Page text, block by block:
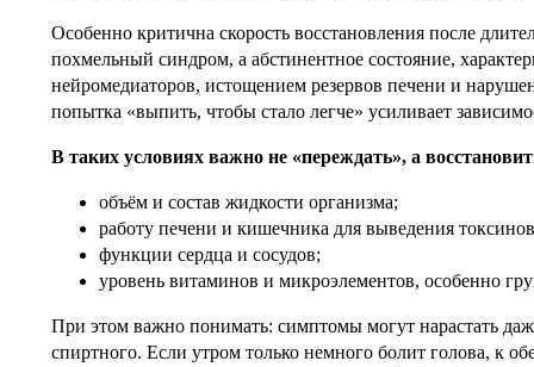
Особенно критична скорость восстановления после
похмельный синдром, а абстинентное состояние,
нейромедиаторов, истощением резервов печени и
попытка «выпить, чтобы стало легче» усиливает
В таких условиях важно не «переждать», а
объём и состав жидкости организма;
работу печени и кишечника для выведения
функции сердца и сосудов;
уровень витаминов и микроэлементов, особенно
При этом важно понимать: симптомы могут нарастать
спиртного. Если утром только немного болит голова, к